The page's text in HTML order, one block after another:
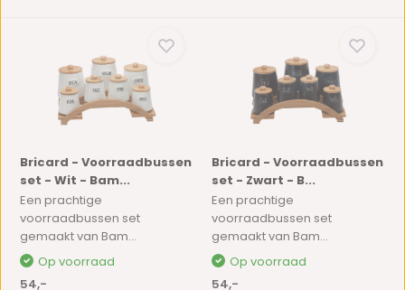
Bricard - Voorraadbussen
set - Wit - Bam...
Een prachtige
voorraadbussen set
gemaakt van Bam...
Op voorraad
54,-
Bricard - Voorraadbussen
set - Zwart - B...
Een prachtige
voorraadbussen set
gemaakt van Bam...
Op voorraad
54,-